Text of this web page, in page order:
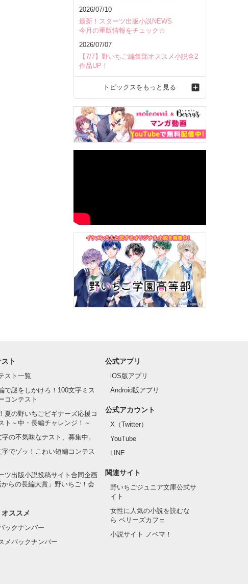
2026/07/10
最新！スターツ出版小説NEWS
今月の重版情報をチェック☆
2026/07/07
【7/7】野いちご編集部オススメ小説全2
作品UP！
トピックスをもっと見る
ト
スト一覧
で謎をしかけろ！100文字ミス
コンテスト
夏の野いちごビギナーズ応援コ
ト～中・長編チャレンジ！～
字の不気味なテスト、募集中。
字でゾッ！こわい短編コンテス
ツ出版小説投稿サイト合同企画
からの長編大賞」野いちご！会
ススメ
ックナンバー
メバックナンバー
公式アプリ
iOS版アプリ
Android版アプリ
公式アカウント
X（Twitter）
YouTube
LINE
関連サイト
野いちごジュニア文庫公式サ
イト
女性に人気の小説を読むな
ら ベリーズカフェ
小説サイト ノベマ！